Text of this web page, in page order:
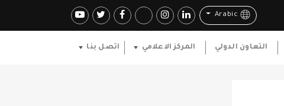
Arabic
التعاون الدولي المركز الاعلامي اتصل بنا